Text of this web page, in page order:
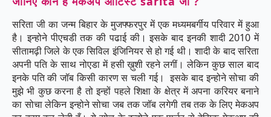
सरिता जी का जन्म बिहार के मुजफ्फरपुर में एक मध्यमबर्गीय परिवार में हुआ
है। इन्होने पीएचडी तक की पढाई की। इसके बाद इनकी शादी 2010 में
सीतामढ़ी जिले के एक सिविल इंजिनियर से हो गई थी। शादी के बाद सरिता
अपनी पति के साथ नोएडा में हसी ख़ुशी रहने लगीं। लेकिन कुछ साल बाद
इनके पति की जॉब किसी कारण स चली गई। इसके बाद इन्होने सोचा की
मुझे भी कुछ करना है तो इन्हों पहले शिक्षा के क्षेत्र में अपना करियर बनाने
का सोचा लेकिन इन्होने सोचा जब तक जॉब लगेगी तब तक के लिए मेकअप